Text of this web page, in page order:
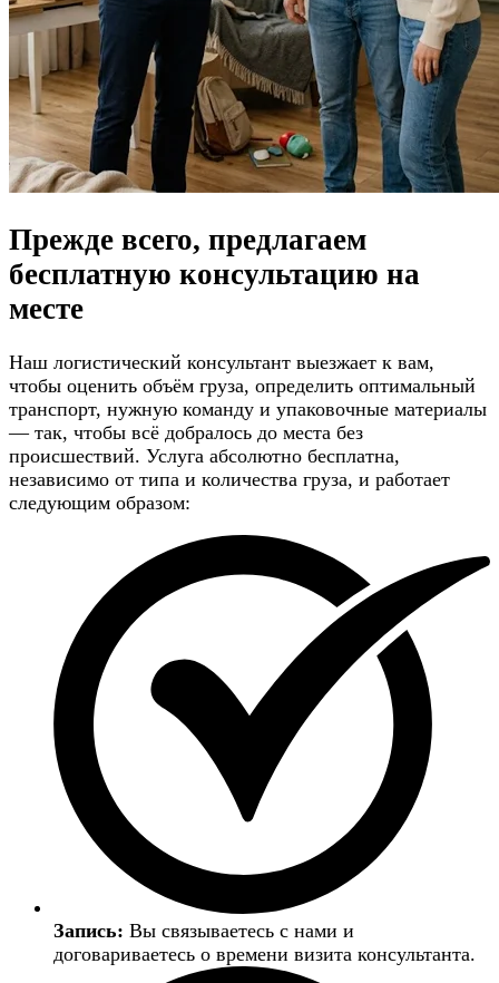
Прежде всего, предлагаем
бесплатную консультацию на
месте
Наш логистический консультант выезжает к вам,
чтобы оценить объём груза, определить оптимальный
транспорт, нужную команду и упаковочные материалы
— так, чтобы всё добралось до места без
происшествий. Услуга абсолютно бесплатна,
независимо от типа и количества груза, и работает
следующим образом:
Запись: Вы связываетесь с нами и
договариваетесь о времени визита консультанта.